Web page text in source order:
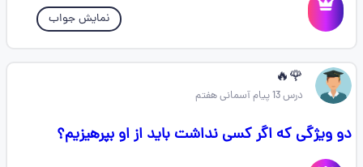
نمایش جواب
🌹🔥
درس 13 پیام آسمانی هفتم
دو ویژگی که اگر کسی نداشت باید از او بپرهیزیم؟